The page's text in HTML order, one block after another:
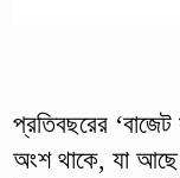
প্রতিবছরের
অংশ থাকে, যা